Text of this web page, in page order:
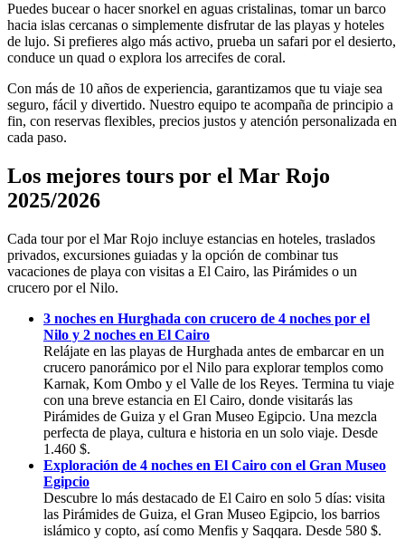
Puedes bucear o hacer snorkel en aguas cristalinas, tomar un barco
hacia islas cercanas o simplemente disfrutar de las playas y hoteles
de lujo. Si prefieres algo más activo, prueba un safari por el desierto,
conduce un quad o explora los arrecifes de coral.
Con más de 10 años de experiencia, garantizamos que tu viaje sea
seguro, fácil y divertido. Nuestro equipo te acompaña de principio a
fin, con reservas flexibles, precios justos y atención personalizada en
cada paso.
Los mejores tours por el Mar Rojo
2025/2026
Cada tour por el Mar Rojo incluye estancias en hoteles, traslados
privados, excursiones guiadas y la opción de combinar tus
vacaciones de playa con visitas a El Cairo, las Pirámides o un
crucero por el Nilo.
3 noches en Hurghada con crucero de 4 noches por el
Nilo y 2 noches en El Cairo
Relájate en las playas de Hurghada antes de embarcar en un
crucero panorámico por el Nilo para explorar templos como
Karnak, Kom Ombo y el Valle de los Reyes. Termina tu viaje
con una breve estancia en El Cairo, donde visitarás las
Pirámides de Guiza y el Gran Museo Egipcio. Una mezcla
perfecta de playa, cultura e historia en un solo viaje. Desde
1.460 $.
Exploración de 4 noches en El Cairo con el Gran Museo
Egipcio
Descubre lo más destacado de El Cairo en solo 5 días: visita
las Pirámides de Guiza, el Gran Museo Egipcio, los barrios
islámico y copto, así como Menfis y Saqqara. Desde 580 $.